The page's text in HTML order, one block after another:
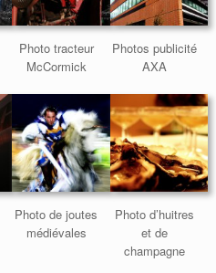
Photo tracteur
McCormick
Photos publicité
AXA
Photo de joutes
médiévales
Photo d’huitres
et de
champagne